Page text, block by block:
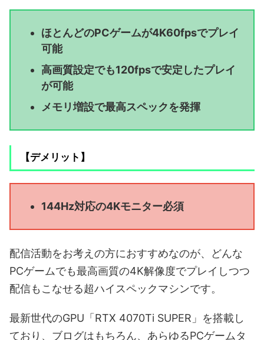
ほとんどのPCゲームが4K60fpsでプレイ
可能
高画質設定でも120fpsで安定したプレイ
が可能
メモリ増設で最高スペックを発揮
【デメリット】
144Hz対応の4Kモニター必須
配信活動をお考えの方におすすめなのが、どんな
PCゲームでも最高画質の4K解像度でプレイしつつ
配信もこなせる超ハイスペックマシンです。
最新世代のGPU「RTX 4070Ti SUPER」を搭載し
ており、ブログはもちろん、あらゆるPCゲームタ